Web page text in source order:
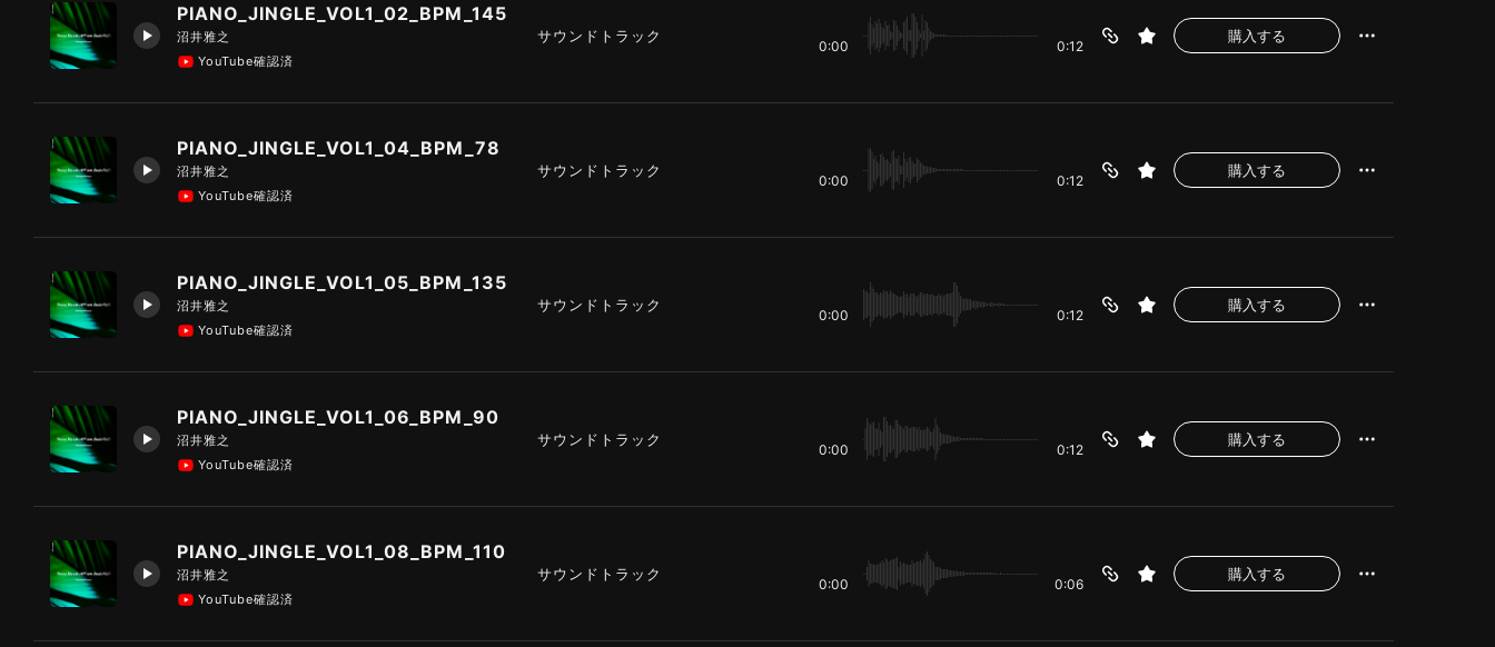
PIANO_JINGLE_VOL1_02_BPM_145
沼井雅之
YouTube確認済
サウンドトラック
0:00 0:12
購入する
PIANO_JINGLE_VOL1_04_BPM_78
沼井雅之
YouTube確認済
サウンドトラック
0:00 0:12
購入する
PIANO_JINGLE_VOL1_05_BPM_135
沼井雅之
YouTube確認済
サウンドトラック
0:00 0:12
購入する
PIANO_JINGLE_VOL1_06_BPM_90
沼井雅之
YouTube確認済
サウンドトラック
0:00 0:12
購入する
PIANO_JINGLE_VOL1_08_BPM_110
沼井雅之
YouTube確認済
サウンドトラック
0:00 0:06
購入する